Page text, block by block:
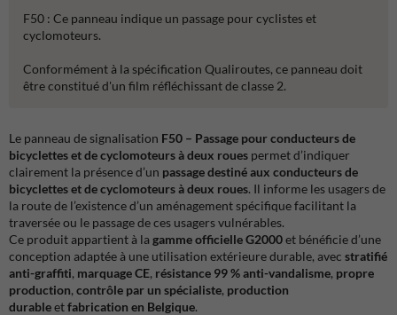
F50 : Ce panneau indique un passage pour cyclistes et
cyclomoteurs.
Conformément à la spécification Qualiroutes, ce panneau doit
être constitué d'un film réfléchissant de classe 2.
Le panneau de signalisation F50 – Passage pour conducteurs de
bicyclettes et de cyclomoteurs à deux roues permet d’indiquer
clairement la présence d’un passage destiné aux conducteurs de
bicyclettes et de cyclomoteurs à deux roues. Il informe les usagers de
la route de l’existence d’un aménagement spécifique facilitant la
traversée ou le passage de ces usagers vulnérables.
Ce produit appartient à la gamme officielle G2000et bénéficie d’une
conception adaptée à une utilisation extérieure durable, avec stratifié
anti-graffiti, marquage CE, résistance 99 % anti-vandalisme, propre
production, contrôle par un spécialiste, production
durableetfabrication en Belgique.